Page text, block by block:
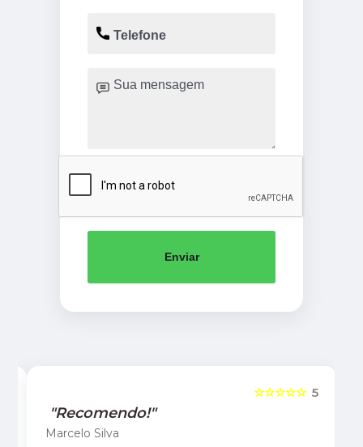
Enviar
5
☆☆☆☆☆
"Recomendo!"
Marcelo Silva